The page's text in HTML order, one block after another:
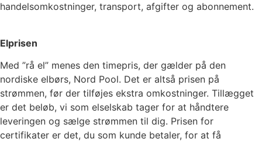
handelsomkostninger, transport, afgifter og abonnement.
Elprisen
Med ”rå el” menes den timepris, der gælder på den
nordiske elbørs, Nord Pool. Det er altså prisen på
strømmen, før der tilføjes ekstra omkostninger. Tillægget
er det beløb, vi som elselskab tager for at håndtere
leveringen og sælge strømmen til dig. Prisen for
certifikater er det, du som kunde betaler, for at få